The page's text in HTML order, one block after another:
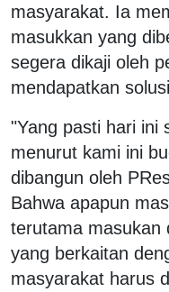
masyarakat. Ia
masukkan yang
segera dikaji oleh
mendapatkan
"Yang pasti hari ini
menurut kami ini
dibangun oleh
Bahwa apapun
terutama masukan
yang berkaitan
masyarakat harus